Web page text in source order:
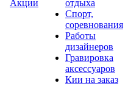
Акции
отдыха
Спорт,
соревнования
Работы
дизайнеров
Гравировка
аксессуаров
Кии на заказ